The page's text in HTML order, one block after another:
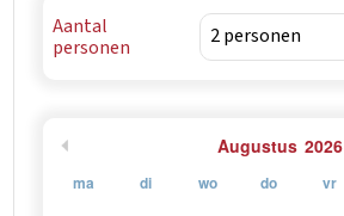
Aantal
personen
Augustus 2026
ma di wo do vr